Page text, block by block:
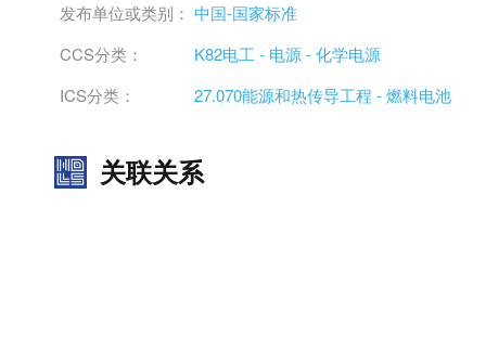
发布单位或类别： 中国-国家标准
CCS分类：
K82电工 - 电源 - 化学电源
ICS分类：
27.070能源和热传导工程 - 燃料电池
关联关系